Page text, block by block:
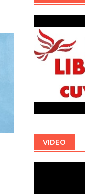
VIDEO